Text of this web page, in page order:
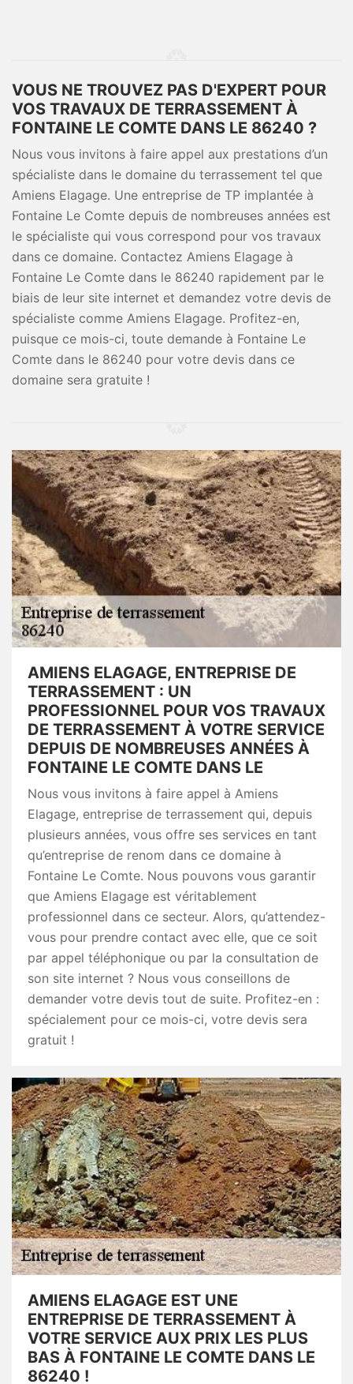
VOUS NE TROUVEZ PAS D'EXPERT POUR
VOS TRAVAUX DE TERRASSEMENT À
FONTAINE LE COMTE DANS LE 86240 ?
Nous vous invitons à faire appel aux prestations d’un
spécialiste dans le domaine du terrassement tel que
Amiens Elagage. Une entreprise de TP implantée à
Fontaine Le Comte depuis de nombreuses années est
le spécialiste qui vous correspond pour vos travaux
dans ce domaine. Contactez Amiens Elagage à
Fontaine Le Comte dans le 86240 rapidement par le
biais de leur site internet et demandez votre devis de
spécialiste comme Amiens Elagage. Profitez-en,
puisque ce mois-ci, toute demande à Fontaine Le
Comte dans le 86240 pour votre devis dans ce
domaine sera gratuite !
AMIENS ELAGAGE, ENTREPRISE DE
TERRASSEMENT : UN
PROFESSIONNEL POUR VOS TRAVAUX
DE TERRASSEMENT À VOTRE SERVICE
DEPUIS DE NOMBREUSES ANNÉES À
FONTAINE LE COMTE DANS LE
Nous vous invitons à faire appel à Amiens
Elagage, entreprise de terrassement qui, depuis
plusieurs années, vous offre ses services en tant
qu’entreprise de renom dans ce domaine à
Fontaine Le Comte. Nous pouvons vous garantir
que Amiens Elagage est véritablement
professionnel dans ce secteur. Alors, qu’attendez-
vous pour prendre contact avec elle, que ce soit
par appel téléphonique ou par la consultation de
son site internet ? Nous vous conseillons de
demander votre devis tout de suite. Profitez-en :
spécialement pour ce mois-ci, votre devis sera
gratuit !
AMIENS ELAGAGE EST UNE
ENTREPRISE DE TERRASSEMENT À
VOTRE SERVICE AUX PRIX LES PLUS
BAS À FONTAINE LE COMTE DANS LE
86240 !